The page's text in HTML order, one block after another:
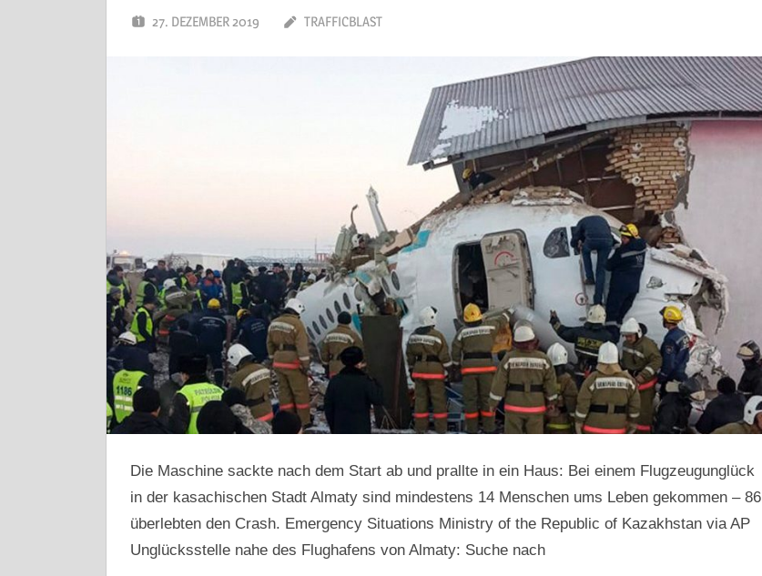
27. DEZEMBER 2019 TRAFFICBLAST
Die Maschine sackte nach dem Start ab und prallte in ein Haus: Bei einem Flugzeugunglück
in der kasachischen Stadt Almaty sind mindestens 14 Menschen ums Leben gekommen – 86
überlebten den Crash. Emergency Situations Ministry of the Republic of Kazakhstan via AP
Unglücksstelle nahe des Flughafens von Almaty: Suche nach